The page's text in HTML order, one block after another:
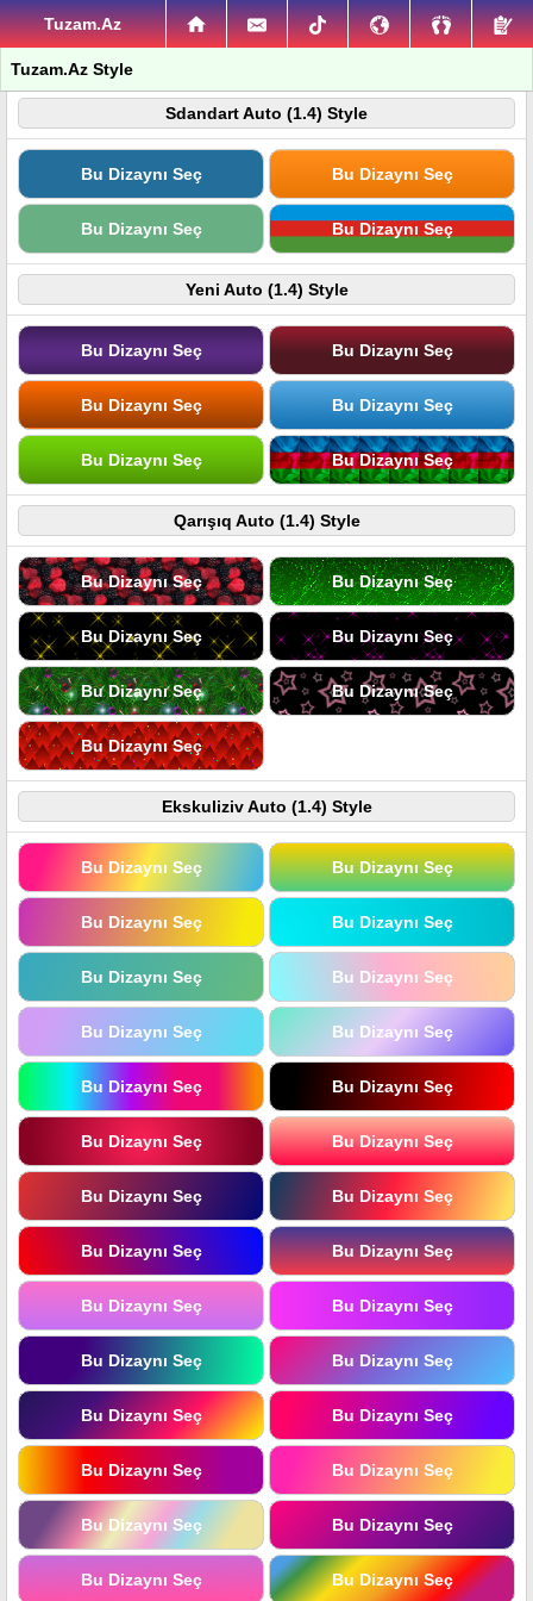
Tuzam.Az
Tuzam.Az Style
Sdandart Auto (1.4) Style
Bu Dizaynı Seç Bu Dizaynı Seç
Bu Dizaynı Seç Bu Dizaynı Seç
Yeni Auto (1.4) Style
Bu Dizaynı Seç Bu Dizaynı Seç
Bu Dizaynı Seç Bu Dizaynı Seç
Bu Dizaynı Seç Bu Dizaynı Seç
Qarışıq Auto (1.4) Style
Bu Dizaynı Seç Bu Dizaynı Seç
Bu Dizaynı Seç Bu Dizaynı Seç
Bu Dizaynı Seç Bu Dizaynı Seç
Bu Dizaynı Seç
Ekskuliziv Auto (1.4) Style
Bu Dizaynı Seç Bu Dizaynı Seç
Bu Dizaynı Seç Bu Dizaynı Seç
Bu Dizaynı Seç Bu Dizaynı Seç
Bu Dizaynı Seç Bu Dizaynı Seç
Bu Dizaynı Seç Bu Dizaynı Seç
Bu Dizaynı Seç Bu Dizaynı Seç
Bu Dizaynı Seç Bu Dizaynı Seç
Bu Dizaynı Seç Bu Dizaynı Seç
Bu Dizaynı Seç Bu Dizaynı Seç
Bu Dizaynı Seç Bu Dizaynı Seç
Bu Dizaynı Seç Bu Dizaynı Seç
Bu Dizaynı Seç Bu Dizaynı Seç
Bu Dizaynı Seç Bu Dizaynı Seç
Bu Dizaynı Seç Bu Dizaynı Seç